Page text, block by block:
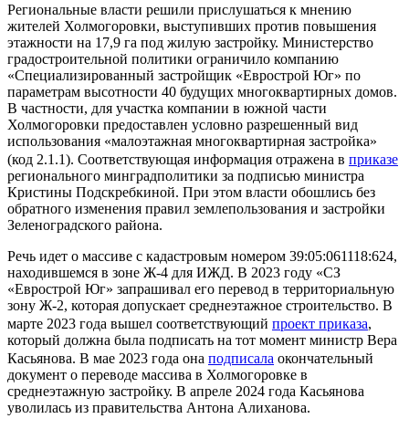
Региональные власти решили прислушаться к мнению
жителей Холмогоровки, выступивших против повышения
этажности на 17,9 га под жилую застройку. Министерство
градостроительной политики ограничило компанию
«Специализированный застройщик «Еврострой Юг» по
параметрам высотности 40 будущих многоквартирных домов.
В частности, для участка компании в южной части
Холмогоровки предоставлен условно разрешенный вид
использования «малоэтажная многоквартирная застройка»
(код 2.1.1). Соответствующая информация отражена в приказе
регионального минградполитики за подписью министра
Кристины Подскребкиной. При этом власти обошлись без
обратного изменения правил землепользования и застройки
Зеленоградского района.
Речь идет о массиве с кадастровым номером 39:05:061118:624,
находившемся в зоне Ж-4 для ИЖД. В 2023 году «СЗ
«Еврострой Юг» запрашивал его перевод в территориальную
зону Ж-2, которая допускает среднеэтажное строительство. В
марте 2023 года вышел соответствующий проект приказа,
который должна была подписать на тот момент министр Вера
Касьянова. В мае 2023 года она подписала окончательный
документ о переводе массива в Холмогоровке в
среднеэтажную застройку. В апреле 2024 года Касьянова
уволилась из правительства Антона Алиханова.